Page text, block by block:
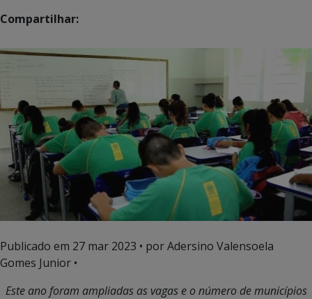
Compartilhar:
Publicado em 27 mar 2023 • por Adersino Valensoela
Gomes Junior •
Este ano foram ampliadas as vagas e o número de municípios